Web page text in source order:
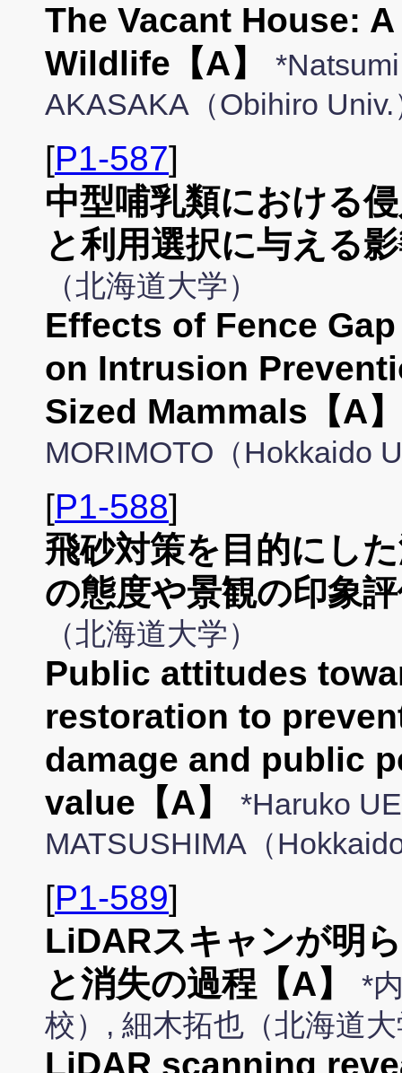
The Vacant House:
Wildlife【A】
AKASAKA（Obihiro Univ.
[P1-587]
中型哺乳類における
と利用選択に与える
（北海道大学）
Effects of Fence
on Intrusion
Sized Mammals【A】
MORIMOTO（Hokkaido
[P1-588]
飛砂対策を目的にし
の態度や景観の印象
（北海道大学）
Public attitudes
restoration to
damage and public
value【A】
*Haruko
MATSUSHIMA（
[P1-589]
LiDARスキャンが明
と消失の過程【A】
*
校）, 細木拓也（北海道
LiDAR scanning